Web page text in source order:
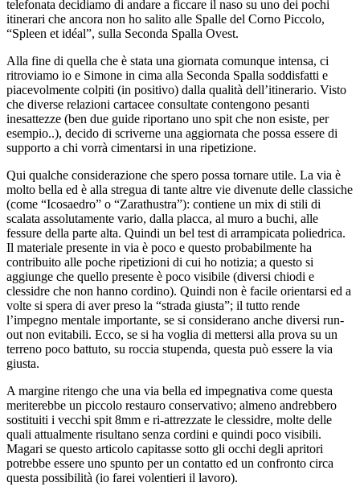
telefonata decidiamo di andare a ficcare il naso su uno dei pochi
itinerari che ancora non ho salito alle Spalle del Corno Piccolo,
“Spleen et idéal”, sulla Seconda Spalla Ovest.
Alla fine di quella che è stata una giornata comunque intensa, ci
ritroviamo io e Simone in cima alla Seconda Spalla soddisfatti e
piacevolmente colpiti (in positivo) dalla qualità dell’itinerario. Visto
che diverse relazioni cartacee consultate contengono pesanti
inesattezze (ben due guide riportano uno spit che non esiste, per
esempio..), decido di scriverne una aggiornata che possa essere di
supporto a chi vorrà cimentarsi in una ripetizione.
Qui qualche considerazione che spero possa tornare utile. La via è
molto bella ed è alla stregua di tante altre vie divenute delle classiche
(come “Icosaedro” o “Zarathustra”): contiene un mix di stili di
scalata assolutamente vario, dalla placca, al muro a buchi, alle
fessure della parte alta. Quindi un bel test di arrampicata poliedrica.
Il materiale presente in via è poco e questo probabilmente ha
contribuito alle poche ripetizioni di cui ho notizia; a questo si
aggiunge che quello presente è poco visibile (diversi chiodi e
clessidre che non hanno cordino). Quindi non è facile orientarsi ed a
volte si spera di aver preso la “strada giusta”; il tutto rende
l’impegno mentale importante, se si considerano anche diversi run-
out non evitabili. Ecco, se si ha voglia di mettersi alla prova su un
terreno poco battuto, su roccia stupenda, questa può essere la via
giusta.
A margine ritengo che una via bella ed impegnativa come questa
meriterebbe un piccolo restauro conservativo; almeno andrebbero
sostituiti i vecchi spit 8mm e ri-attrezzate le clessidre, molte delle
quali attualmente risultano senza cordini e quindi poco visibili.
Magari se questo articolo capitasse sotto gli occhi degli apritori
potrebbe essere uno spunto per un contatto ed un confronto circa
questa possibilità (io farei volentieri il lavoro).